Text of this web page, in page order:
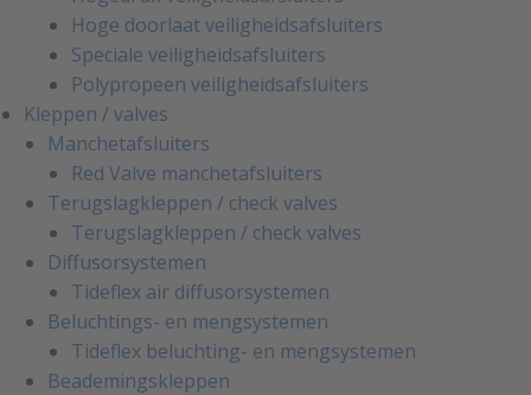
Hoge doorlaat veiligheidsafsluiters
Speciale veiligheidsafsluiters
Polypropeen veiligheidsafsluiters
Kleppen / valves
Manchetafsluiters
Red Valve manchetafsluiters
Terugslagkleppen / check valves
Terugslagkleppen / check valves
Diffusorsystemen
Tideflex air diffusorsystemen
Beluchtings- en mengsystemen
Tideflex beluchting- en mengsystemen
Beademingskleppen